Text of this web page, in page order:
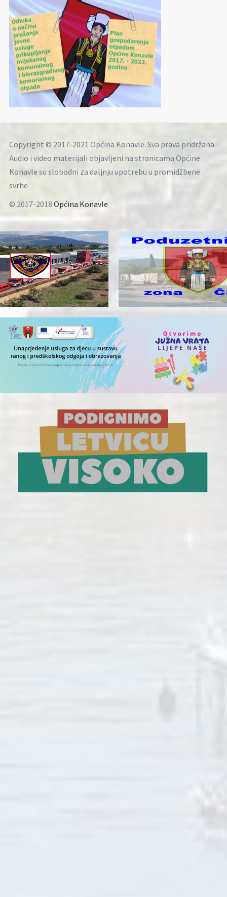
Copyright © 2017-2021 Općina Konavle. Sva prava pridržana
Audio i video materijali objavljeni na stranicama Općine
Konavle su slobodni za daljnju upotrebu u promidžbene
svrhe
© 2017-2018 Općina Konavle